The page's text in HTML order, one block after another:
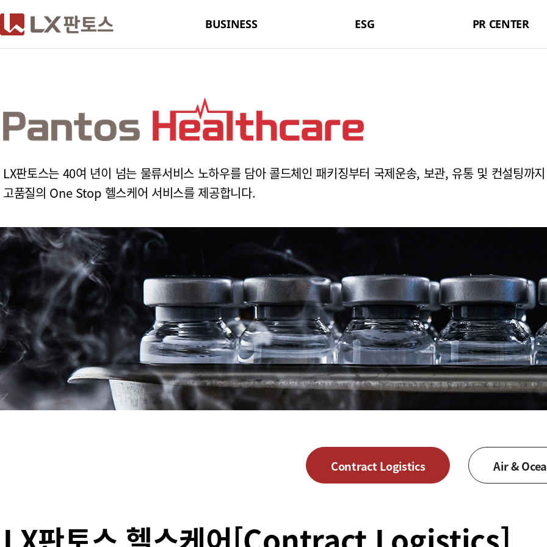
LX판토스
BUSINESS ESG PR CENTER
LX판토스는 40여 년이 넘는 물류서비스 노하우를 담아 콜드체인 패키징부터 국제운송, 보관, 유통 및 컨설팅까
고품질의 One Stop 헬스케어 서비스를 제공합니다.
Contract Logistics Air &